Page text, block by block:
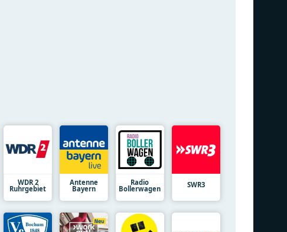
WDR 2
Ruhrgebiet
Antenne
Bayern
Radio
Bollerwagen SWR3